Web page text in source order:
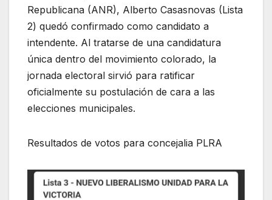
Republicana (ANR), Alberto Casasnovas (Lista
2) quedó confirmado como candidato a
intendente. Al tratarse de una candidatura
única dentro del movimiento colorado, la
jornada electoral sirvió para ratificar
oficialmente su postulación de cara a las
elecciones municipales.
Resultados de votos para concejalia PLRA